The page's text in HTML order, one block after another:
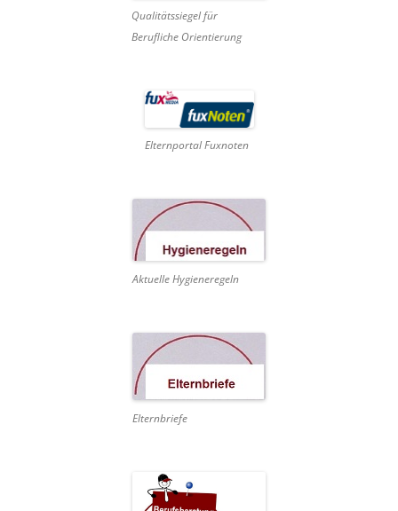
Qualitätssiegel für
Berufliche Orientierung
Elternportal Fuxnoten
Aktuelle Hygieneregeln
Elternbriefe